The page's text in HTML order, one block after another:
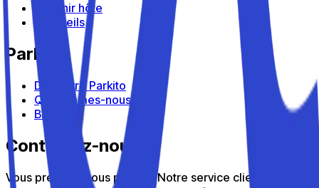
Devenir hôte
Appareils
Parkito
Découvrir Parkito
Qui sommes-nous
Blog
Contactez-nous
Vous préférez nous parler ? Notre service client est là